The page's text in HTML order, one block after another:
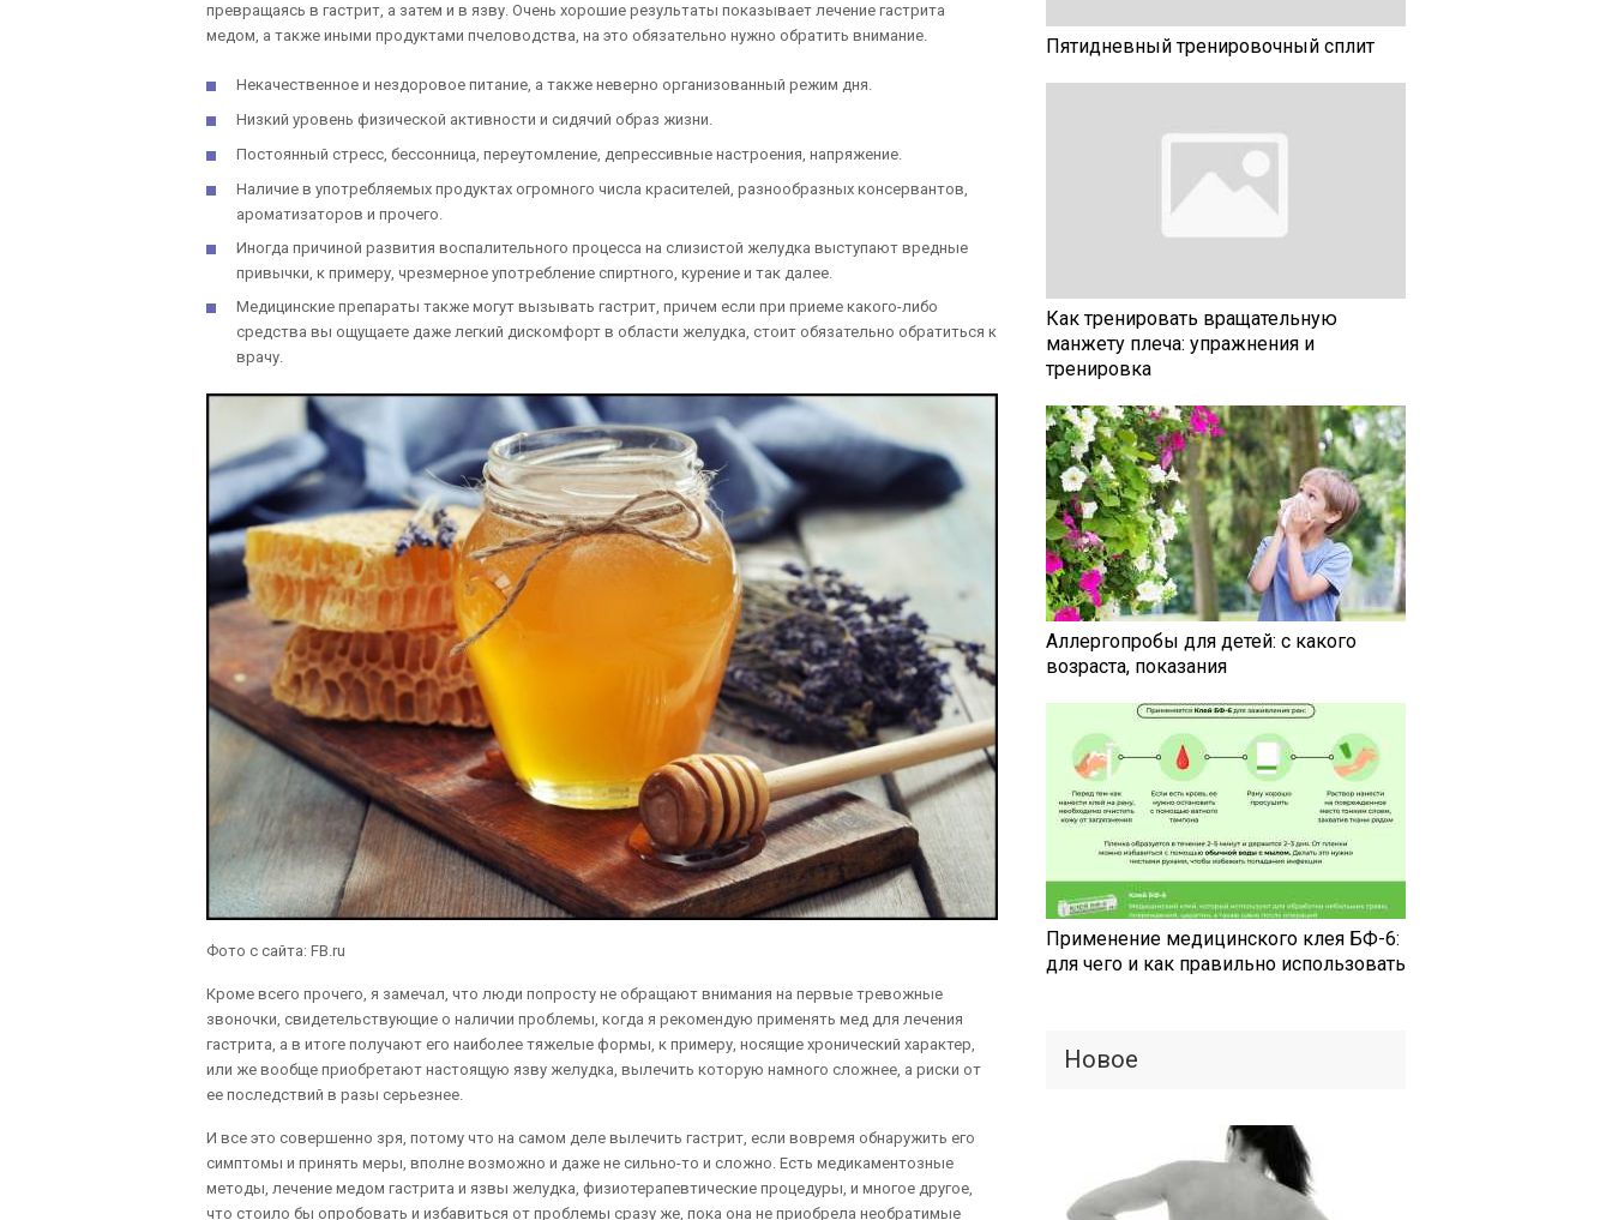
превращаясь в гастрит, а затем и в язву. Очень хорошие результаты показывает лечение гастрита
медом, а также иными продуктами пчеловодства, на это обязательно нужно обратить внимание.
Некачественное и нездоровое питание, а также неверно организованный режим дня.
Низкий уровень физической активности и сидячий образ жизни.
Постоянный стресс, бессонница, переутомление, депрессивные настроения, напряжение.
Наличие в употребляемых продуктах огромного числа красителей, разнообразных консервантов,
ароматизаторов и прочего.
Иногда причиной развития воспалительного процесса на слизистой желудка выступают вредные
привычки, к примеру, чрезмерное употребление спиртного, курение и так далее.
Медицинские препараты также могут вызывать гастрит, причем если при приеме какого-либо
средства вы ощущаете даже легкий дискомфорт в области желудка, стоит обязательно обратиться к
врачу.
Фото с сайта: FB.ru
Кроме всего прочего, я замечал, что люди попросту не обращают внимания на первые тревожные
звоночки, свидетельствующие о наличии проблемы, когда я рекомендую применять мед для лечения
гастрита, а в итоге получают его наиболее тяжелые формы, к примеру, носящие хронический характер,
или же вообще приобретают настоящую язву желудка, вылечить которую намного сложнее, а риски от
ее последствий в разы серьезнее.
И все это совершенно зря, потому что на самом деле вылечить гастрит, если вовремя обнаружить его
симптомы и принять меры, вполне возможно и даже не сильно-то и сложно. Есть медикаментозные
методы, лечение медом гастрита и язвы желудка, физиотерапевтические процедуры, и многое другое,
что стоило бы опробовать и избавиться от проблемы сразу же, пока она не приобрела необратимые
Пятидневный тренировочный сплит
Как тренировать вращательную
манжету плеча: упражнения и
тренировка
Аллергопробы для детей: с какого
возраста, показания
Применение медицинского клея БФ-6:
для чего и как правильно использовать
Новое